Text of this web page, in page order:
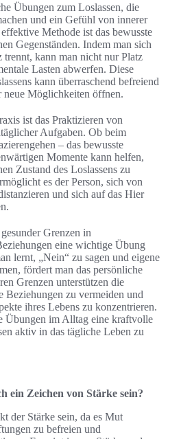
Übungen zum Loslassen, die
und ein Gefühl von innerer
Methode ist das bewusste
Gegenständen. Indem man sich
trennt, kann man nicht nur Platz
Lasten abwerfen. Diese
kann überraschend befreiend
Möglichkeiten öffnen.
ist das Praktizieren von
Aufgaben. Ob beim
– das bewusste
Momente kann helfen,
Zustand des Loslassens zu
es der Person, sich von
und sich auf das Hier
Grenzen in
eine wichtige Übung
lernt, „Nein“ zu sagen und eigene
fördert man das persönliche
Grenzen unterstützen die
Beziehungen zu vermeiden und
ihres Lebens zu konzentrieren.
Übungen im Alltag eine kraftvolle
aktiv in das tägliche Leben zu
ein Zeichen von Stärke sein?
der Stärke sein, da es Mut
zu befreien und